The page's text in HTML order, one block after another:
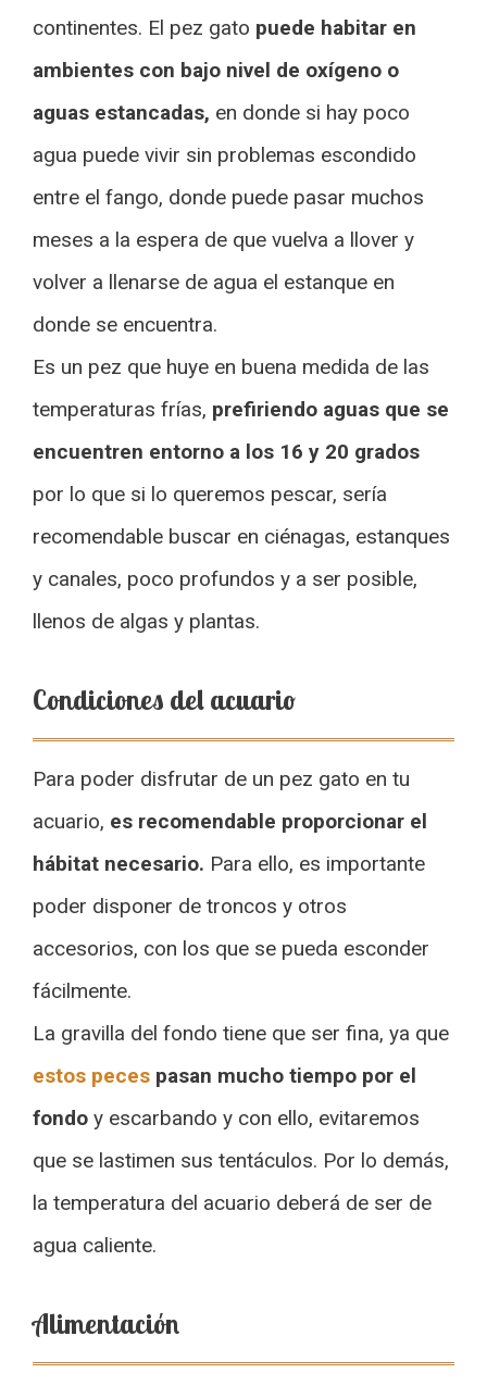
continentes. El pez gato puede habitar en
ambientes con bajo nivel de oxígeno o
aguas estancadas, en donde si hay poco
agua puede vivir sin problemas escondido
entre el fango, donde puede pasar muchos
meses a la espera de que vuelva a llover y
volver a llenarse de agua el estanque en
donde se encuentra.
Es un pez que huye en buena medida de las
temperaturas frías, prefiriendo aguas que se
encuentren entorno a los 16 y 20 grados
por lo que si lo queremos pescar, sería
recomendable buscar en ciénagas, estanques
y canales, poco profundos y a ser posible,
llenos de algas y plantas.
Condiciones del acuario
Para poder disfrutar de un pez gato en tu
acuario, es recomendable proporcionar el
hábitat necesario. Para ello, es importante
poder disponer de troncos y otros
accesorios, con los que se pueda esconder
fácilmente.
La gravilla del fondo tiene que ser fina, ya que
estos peces pasan mucho tiempo por el
fondo y escarbando y con ello, evitaremos
que se lastimen sus tentáculos. Por lo demás,
la temperatura del acuario deberá de ser de
agua caliente.
Alimentación